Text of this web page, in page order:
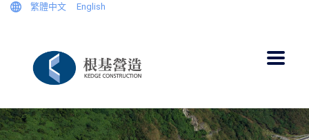
繁體中文 English